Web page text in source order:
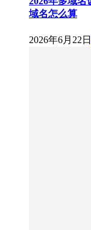
域名怎么算
2026年6月22日